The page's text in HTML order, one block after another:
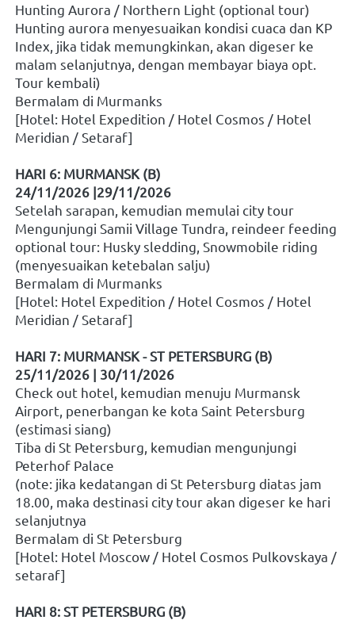
Hunting Aurora / Northern Light (optional tour)
Hunting aurora menyesuaikan kondisi cuaca dan KP
Index, jika tidak memungkinkan, akan digeser ke
malam selanjutnya, dengan membayar biaya opt.
Tour kembali)
Bermalam di Murmanks
[Hotel: Hotel Expedition / Hotel Cosmos / Hotel
Meridian / Setaraf]
HARI 6: MURMANSK (B)
24/11/2026 |29/11/2026
Setelah sarapan, kemudian memulai city tour
Mengunjungi Samii Village Tundra, reindeer feeding
optional tour: Husky sledding, Snowmobile riding
(menyesuaikan ketebalan salju)
Bermalam di Murmanks
[Hotel: Hotel Expedition / Hotel Cosmos / Hotel
Meridian / Setaraf]
HARI 7: MURMANSK - ST PETERSBURG (B)
25/11/2026 | 30/11/2026
Check out hotel, kemudian menuju Murmansk
Airport, penerbangan ke kota Saint Petersburg
(estimasi siang)
Tiba di St Petersburg, kemudian mengunjungi
Peterhof Palace
(note: jika kedatangan di St Petersburg diatas jam
18.00, maka destinasi city tour akan digeser ke hari
selanjutnya
Bermalam di St Petersburg
[Hotel: Hotel Moscow / Hotel Cosmos Pulkovskaya /
setaraf]
HARI 8: ST PETERSBURG (B)